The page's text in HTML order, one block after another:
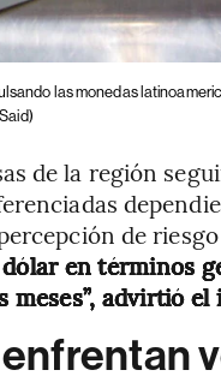
las monedas
de la región
de
en términos
advirtió el